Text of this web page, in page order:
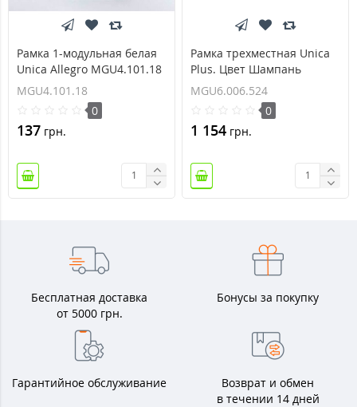
Рамка 1-модульная белая
Unica Allegro MGU4.101.18
MGU4.101.18
0
137 грн.
Рамка трехместная Unica
Plus. Цвет Шампань
MGU6.006.524
MGU6.006.524
0
1 154 грн.
Бесплатная доставка
от 5000 грн.
Бонусы за покупку
Гарантийное обслуживание
Возврат и обмен
в течении 14 дней